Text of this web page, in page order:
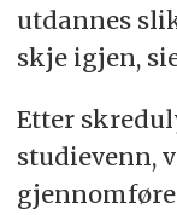
utdannes
skje igjen,
Etter
studievenn,